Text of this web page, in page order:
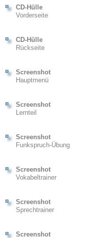
CD-Hülle
Vorderseite
CD-Hülle
Rückseite
Screenshot
Hauptmenü
Screenshot
Lernteil
Screenshot
Funkspruch-Übung
Screenshot
Vokabeltrainer
Screenshot
Sprechtrainer
Screenshot